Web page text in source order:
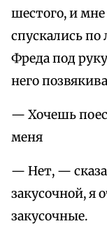
шестого, и мне
спускались по
Фреда под
него
— Хочешь
меня
— Нет, —
закусочной, я
закусочные.